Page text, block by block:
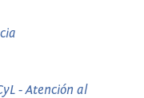
- Atención al